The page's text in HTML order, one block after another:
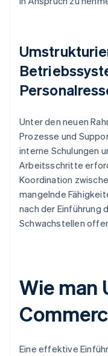
Unter den neuen
Prozesse und
interne Schulungen
Arbeitsschritte
Koordination
mangelnde
nach der Einführung
Schwachstellen
Wie man
Eine effektive